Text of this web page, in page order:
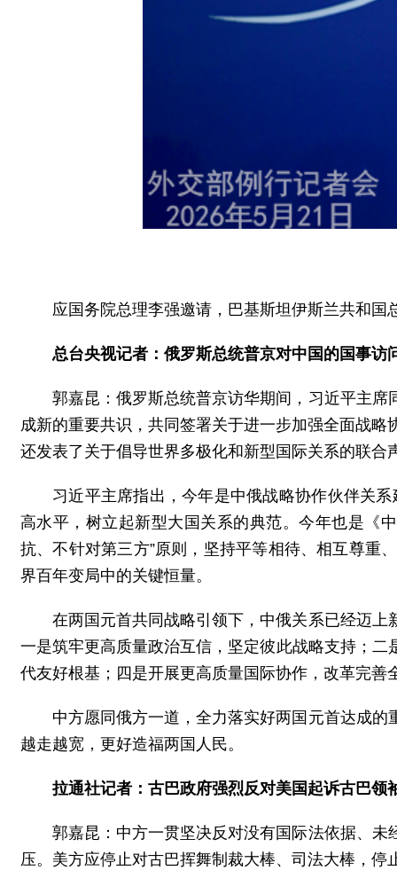
应国务院总理李强邀请，巴基斯坦伊斯兰共和
总台央视记者：俄罗斯总统普京对中国的国事访
郭嘉昆：俄罗斯总统普京访华期间，习近平主
成新的重要共识，共同签署关于进一步加强全面战
还发表了关于倡导世界多极化和新型国际关系的联
习近平主席指出，今年是中俄战略协作伙伴关
高水平，树立起新型大国关系的典范。今年也是《
抗、不针对第三方”原则，坚持平等相待、相互尊重
界百年变局中的关键恒量。
在两国元首共同战略引领下，中俄关系已经迈
一是筑牢更高质量政治互信，坚定彼此战略支持；
代友好根基；四是开展更高质量国际协作，改革完善
中方愿同俄方一道，全力落实好两国元首达成
越走越宽，更好造福两国人民。
拉通社记者：古巴政府强烈反对美国起诉古巴领
郭嘉昆：中方一贯坚决反对没有国际法依据、
压。美方应停止对古巴挥舞制裁大棒、司法大棒，